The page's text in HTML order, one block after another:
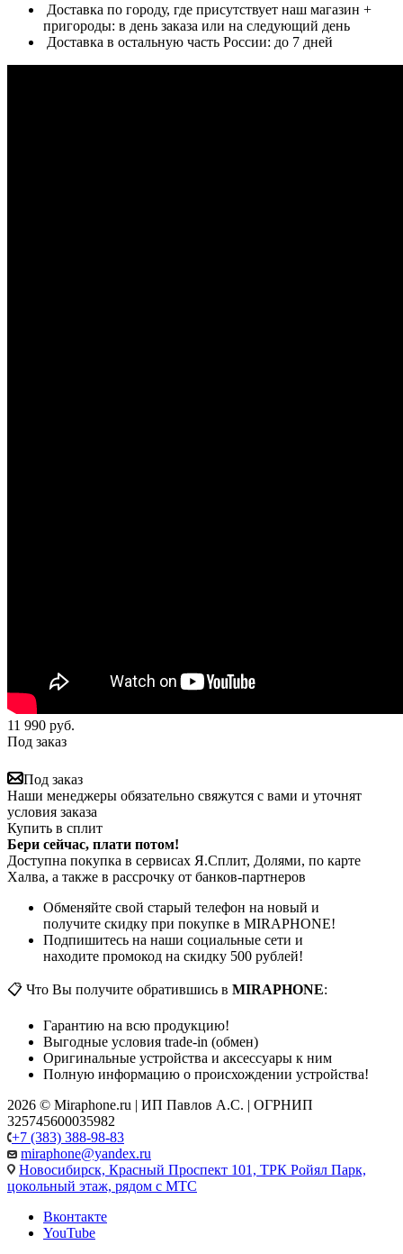
Доставка по городу, где присутствует наш магазин +
пригороды: в день заказа или на следующий день
Доставка в остальную часть России: до 7 дней
11 990 руб.
Под заказ
Под заказ
Наши менеджеры обязательно свяжутся с вами и уточнят
условия заказа
Купить в сплит
Бери сейчас, плати потом!
Доступна покупка в сервисах Я.Сплит, Долями, по карте
Халва, а также в рассрочку от банков-партнеров
Обменяйте свой старый телефон на новый и
получите скидку при покупке в MIRAPHONE!
Подпишитесь на наши социальные сети и
находите промокод на скидку 500 рублей!
📋 Что Вы получите обратившись в MIRAPHONE:
Гарантию на всю продукцию!
Выгодные условия trade-in (обмен)
Оригинальные устройства и аксессуары к ним
Полную информацию о происхождении устройства!
2026 © Miraphone.ru | ИП Павлов А.С. | ОГРНИП
325745600035982
+7 (383) 388-98-83
miraphone@yandex.ru
Новосибирск, Красный Проспект 101, ТРК Ройял Парк,
цокольный этаж, рядом с МТС
Вконтакте
YouTube